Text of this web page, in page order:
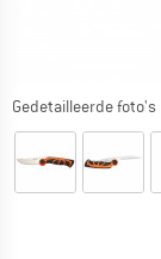
Gedetailleerde foto's